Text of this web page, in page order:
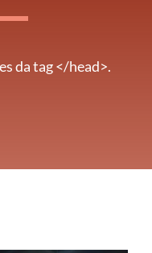
da tag </head>.